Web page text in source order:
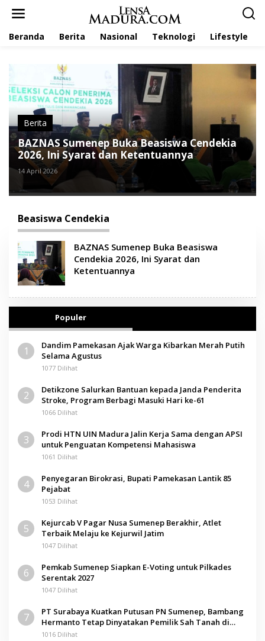
Beranda Berita Nasional Teknologi Lifestyle
Berita
BAZNAS Sumenep Buka Beasiswa Cendekia
2026, Ini Syarat dan Ketentuannya
14 April 2026
Beasiswa Cendekia
BAZNAS Sumenep Buka Beasiswa
Cendekia 2026, Ini Syarat dan
Ketentuannya
Populer
1
Dandim Pamekasan Ajak Warga Kibarkan Merah Putih
Selama Agustus
1077 Dilihat
2
Detikzone Salurkan Bantuan kepada Janda Penderita
Stroke, Program Berbagi Masuki Hari ke-61
1066 Dilihat
3
Prodi HTN UIN Madura Jalin Kerja Sama dengan APSI
untuk Penguatan Kompetensi Mahasiswa
1061 Dilihat
4
Penyegaran Birokrasi, Bupati Pamekasan Lantik 85
Pejabat
1053 Dilihat
5
Kejurcab V Pagar Nusa Sumenep Berakhir, Atlet
Terbaik Melaju ke Kejurwil Jatim
1047 Dilihat
6
Pemkab Sumenep Siapkan E-Voting untuk Pilkades
Serentak 2027
1047 Dilihat
7
PT Surabaya Kuatkan Putusan PN Sumenep, Bambang
Hermanto Tetap Dinyatakan Pemilik Sah Tanah di
Pamolokan
1016 Dilihat